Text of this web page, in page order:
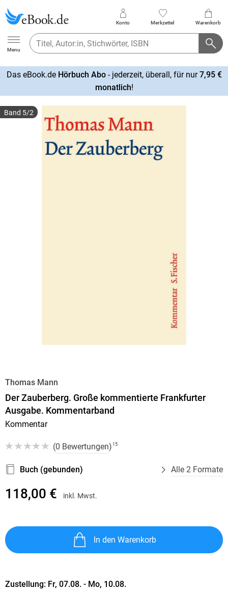
Ebook.de
Menu
Konto Merkzettel Warenkorb
Das eBook.de Hörbuch Abo- jederzeit, überall, für nur7,95 €
monatlich!
Band 5/2
Thomas Mann
Der Zauberberg. Große kommentierte Frankfurter
Ausgabe. Kommentarband
Kommentar
(0 Bewertungen) 15
Buch (gebunden) Alle 2 Formate
118,00 € inkl. Mwst.
In den Warenkorb
Zustellung: Fr, 07.08. - Mo, 10.08.